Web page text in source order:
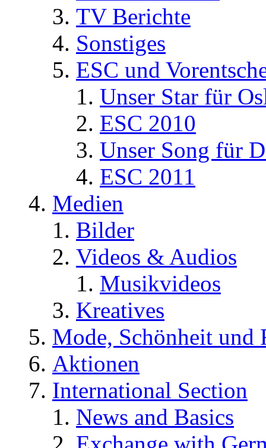
TV Berichte
Sonstiges
ESC und
Unser Star für
ESC 2010
Unser Song für
ESC 2011
Medien
Bilder
Videos & Audios
Musikvideos
Kreatives
Mode, Schönheit und
Aktionen
International Section
News and Basics